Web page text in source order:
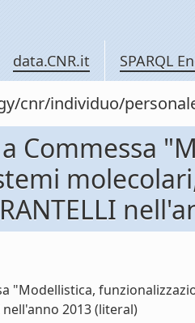
data.CNR.it SPARQL
cnr/individuo/
Commessa
"Modellistica,
nell'anno 2013 (literal)